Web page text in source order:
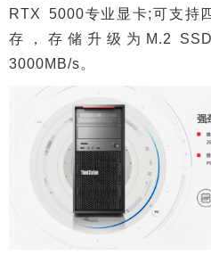
RTX 5000专业显卡;可支持
存，存储升级为M.2
3000MB/s。